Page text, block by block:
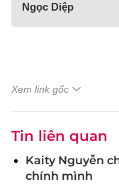
Ngọc Diệp
Xem link gốc
Tin liên quan
Kaity Nguyễn
chính mình